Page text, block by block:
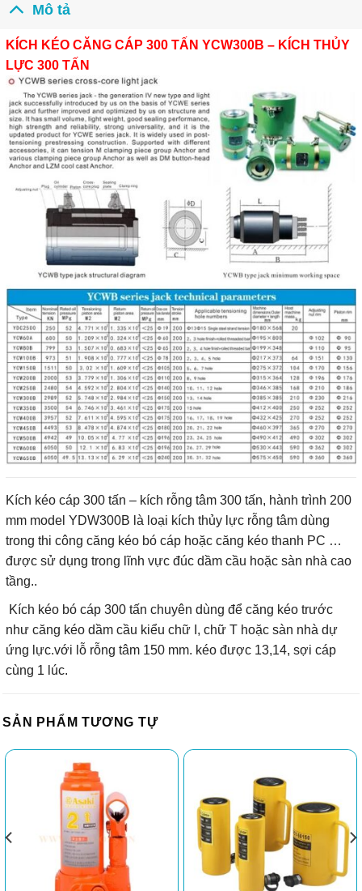
Mô tả
KÍCH KÉO CĂNG CÁP 300 TẤN YCW300B – KÍCH THỦY
LỰC 300 TẤN
Kích kéo cáp 300 tấn – kích rỗng tâm 300 tấn, hành trình 200
mm model YDW300B là loại kích thủy lực rỗng tâm dùng
trong thi công căng kéo bó cáp hoặc căng kéo thanh PC …
được sử dụng trong lĩnh vực đúc dầm cầu hoặc sàn nhà cao
tầng..
Kích kéo bó cáp 300 tấn chuyên dùng để căng kéo trước
như căng kéo dầm cầu kiểu chữ I, chữ T hoặc sàn nhà dự
ứng lực.với lỗ rỗng tâm 150 mm. kéo được 13,14, sợi cáp
cùng 1 lúc.
SẢN PHẨM TƯƠNG TỰ